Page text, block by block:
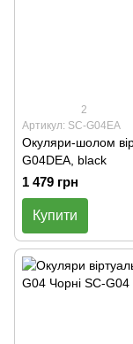
2
Артикул: SC-G04EA
Окуляри-шолом
G04DEA, black
1 479 грн
Купити